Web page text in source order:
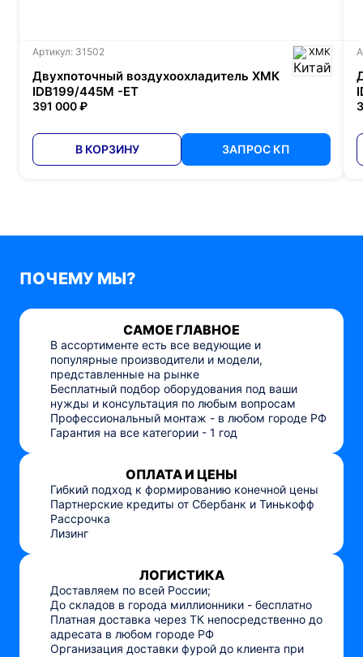
Артикул: 31502 ХМК
Двухпоточный воздухоохладитель ХМК
IDB199/445M -ET
391 000 ₽
В КОРЗИНУ ЗАПРОС КП
ПОЧЕМУ МЫ?
САМОЕ ГЛАВНОЕ
В ассортименте есть все ведующие и
популярные производители и модели,
представленные на рынке
Бесплатный подбор оборудования под ваши
нужды и консультация по любым вопросам
Профессиональный монтаж - в любом городе РФ
Гарантия на все категории - 1 год
ОПЛАТА И ЦЕНЫ
Гибкий подход к формированию конечной цены
Партнерские кредиты от Сбербанк и Тинькофф
Рассрочка
Лизинг
ЛОГИСТИКА
Доставляем по всей России;
До складов в города миллионники - бесплатно
Платная доставка через ТК непосредственно до
адресата в любом городе РФ
Организация доставки фурой до клиента при